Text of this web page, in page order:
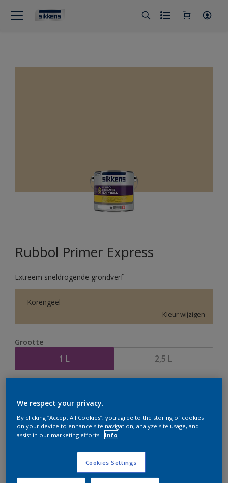
Rubbol Primer Express
Extreem sneldrogende grondverf
Korengeel
Kleur wijzigen
Grootte
1 L 2,5 L
te bestellen. Houd de website in de gaten, we werken
er hard aan om de voorraad aan te vullen.
We respect your privacy.
By clicking “Accept All Cookies”, you agree to the storing of cookies
on your device to enhance site navigation, analyze site usage, and
assist in our marketing efforts.
Info
Cookies Settings